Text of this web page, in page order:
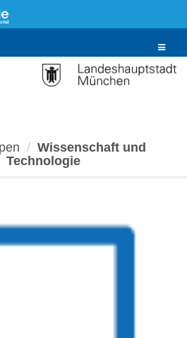
Toggle
Wissenschaft und
Technologie